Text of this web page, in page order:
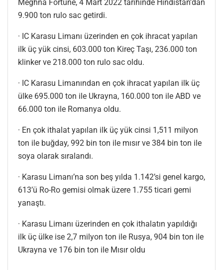
Meghna Fortune, 4 Mart 2022 tarihinde Hindistan’dan
9.900 ton rulo sac getirdi.
· IC Karasu Limanı üzerinden en çok ihracat yapılan
ilk üç yük cinsi, 603.000 ton Kireç Taşı, 236.000 ton
klinker ve 218.000 ton rulo sac oldu.
· IC Karasu Limanından en çok ihracat yapılan ilk üç
ülke 695.000 ton ile Ukrayna, 160.000 ton ile ABD ve
66.000 ton ile Romanya oldu.
· En çok ithalat yapılan ilk üç yük cinsi 1,511 milyon
ton ile buğday, 992 bin ton ile mısır ve 384 bin ton ile
soya olarak sıralandı.
· Karasu Limanı’na son beş yılda 1.142’si genel kargo,
613’ü Ro-Ro gemisi olmak üzere 1.755 ticari gemi
yanaştı.
· Karasu Limanı üzerinden en çok ithalatın yapıldığı
ilk üç ülke ise 2,7 milyon ton ile Rusya, 904 bin ton ile
Ukrayna ve 176 bin ton ile Mısır oldu